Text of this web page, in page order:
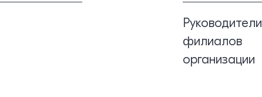
Руководители
филиалов
организации